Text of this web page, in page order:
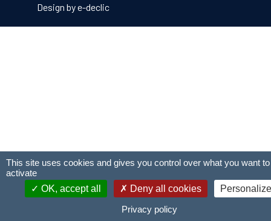
Design bye-declic
This site uses cookies and gives you control over what you want to
activate
OK, accept all
Deny all cookies
Personalize
Privacy policy